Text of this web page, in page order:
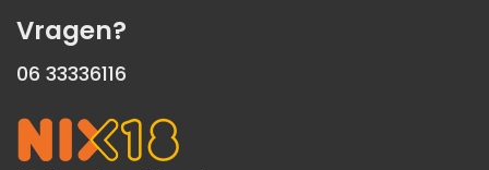
Vragen?
06 33336116